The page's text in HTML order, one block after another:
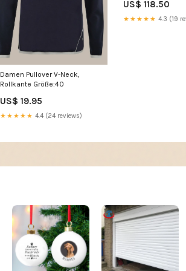
Damen Pullover V-Neck,
Rollkante Größe:40
US$ 19.95
★★★★★ 4.4 (24 reviews)
auspuffanlagen
US$ 118.50
★★★★★ 4.3 (19